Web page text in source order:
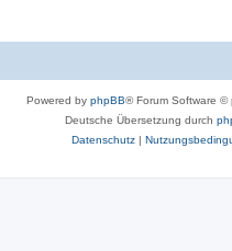
Powered by phpBB® Forum Software ©
Deutsche Übersetzung durch
Datenschutz|